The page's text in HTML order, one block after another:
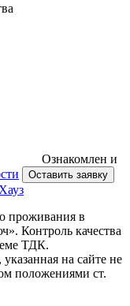
Ознакомлен и
Оставить заявку
проживания в
Контроль качества
ТДК.
на сайте не
положениями ст.